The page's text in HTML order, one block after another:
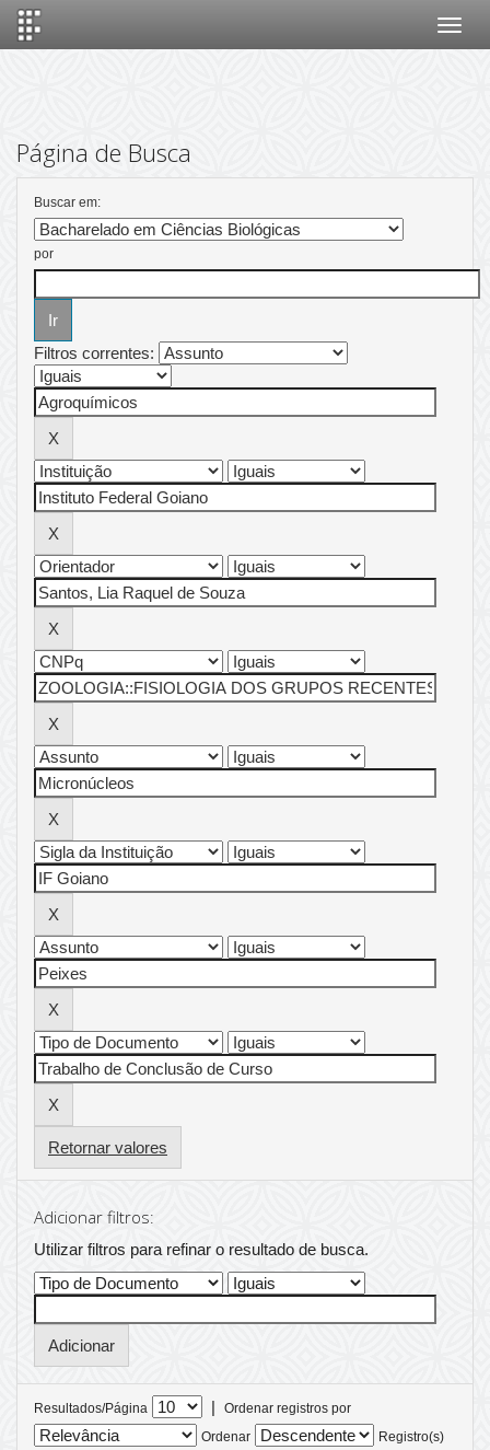
Página de Busca
Buscar em:
por
Filtros correntes:
Retornar valores
Adicionar filtros:
Utilizar filtros para refinar o resultado de busca.
Resultados/Página |
Ordenar registros por
Ordenar
Registro(s)